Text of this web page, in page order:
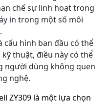
chế sự linh hoạt trong
in trong một số môi
cấu hình ban đầu có thể
thuật, điều này có thể
người dùng không quen
nghệ.
ZY309 là một lựa chọn